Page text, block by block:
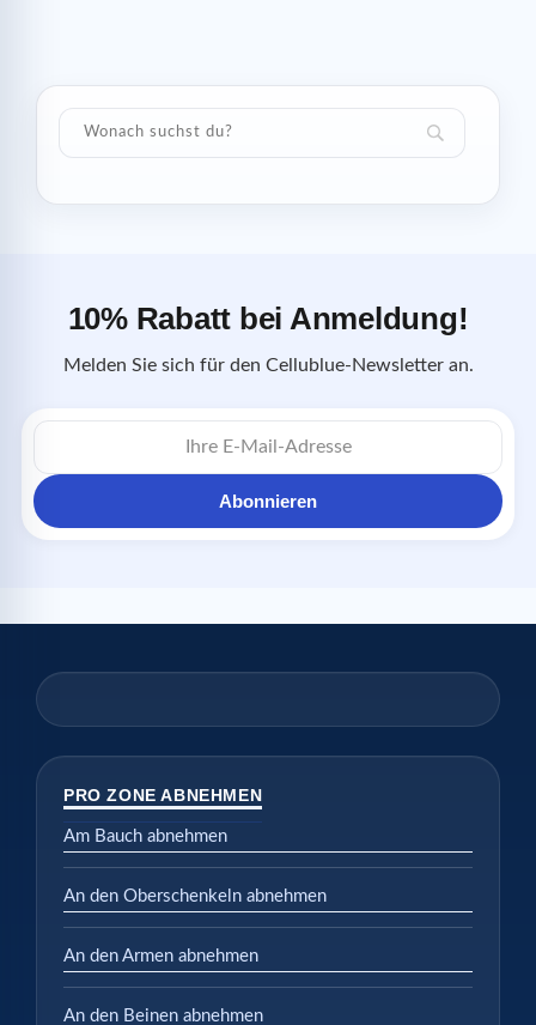
10% Rabatt bei Anmeldung!
Melden Sie sich für den Cellublue-Newsletter an.
E-
Mail-
Abonnieren
PRO ZONE ABNEHMEN
Am Bauch abnehmen
An den Oberschenkeln abnehmen
An den Armen abnehmen
An den Beinen abnehmen